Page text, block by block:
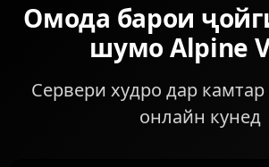
Омода барои
шумо Alpine
Сервери худро дар камтар
онлайн кунед